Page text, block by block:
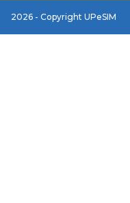
2026 - Copyright UPeSIM